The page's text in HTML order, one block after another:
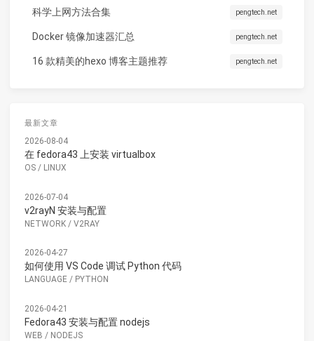
科学上网方法合集 pengtech.net
Docker 镜像加速器汇总 pengtech.net
16 款精美的hexo 博客主题推荐 pengtech.net
最新文章
2026-08-04
在 fedora43 上安装 virtualbox
OS / LINUX
2026-07-04
v2rayN 安装与配置
NETWORK / V2RAY
2026-04-27
如何使用 VS Code 调试 Python 代码
LANGUAGE / PYTHON
2026-04-21
Fedora43 安装与配置 nodejs
WEB / NODEJS